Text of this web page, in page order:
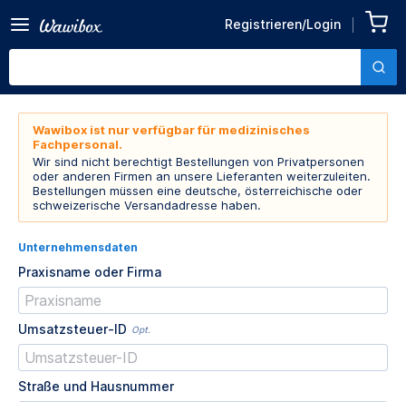
Registrieren/Login
Wawibox ist nur verfügbar für medizinisches
Fachpersonal.
Wir sind nicht berechtigt Bestellungen von Privatpersonen
oder anderen Firmen an unsere Lieferanten weiterzuleiten.
Bestellungen müssen eine deutsche, österreichische oder
schweizerische Versandadresse haben.
Unternehmensdaten
Praxisname oder Firma
Umsatzsteuer-ID Opt.
Straße und Hausnummer